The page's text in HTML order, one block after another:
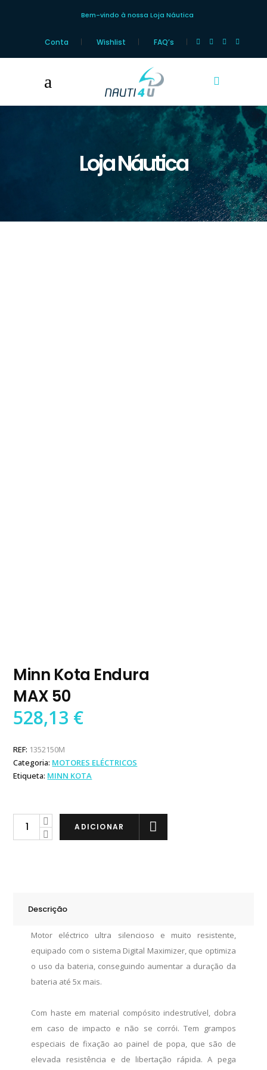
Bem-vindo à nossa Loja Náutica
Conta Wishlist FAQ’s
Loja Náutica
Minn Kota Endura
MAX 50
528,13 €
REF: 1352150M
Categoria: MOTORES ELÉCTRICOS
Etiqueta: MINN KOTA
Minn
ADICIONAR
Descrição
Motor eléctrico ultra silencioso e muito resistente,
equipado com o sistema Digital Maximizer, que optimiza
o uso da bateria, conseguindo aumentar a duração da
bateria até 5x mais.
Com haste em material compósito indestrutível, dobra
em caso de impacto e não se corrói. Tem grampos
especiais de fixação ao painel de popa, que são de
elevada resistência e de libertação rápida. A pega